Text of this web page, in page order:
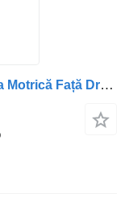
Suport pentru Aparator de Noroi Axa Motrică Față Dreapta para camião Mercedes-Benz 10166 V.S. P.P. E